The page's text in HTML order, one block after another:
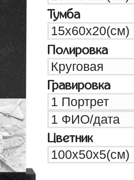
Тумба
Полировка
Гравировка
Цветник